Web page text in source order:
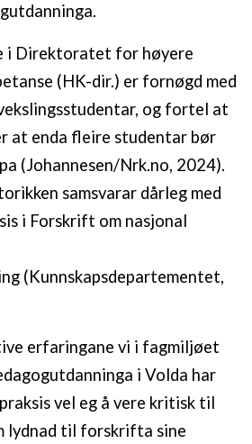
i Direktoratet for høyere
(HK-dir.) er fornøgd med
og fortel at
at enda fleire studentar bør
(Johannesen/Nrk.no, 2024).
samsvarar dårleg med
i Forskrift om nasjonal
(Kunnskapsdepartementet,
erfaringane vi i fagmiljøet
i Volda har
vel eg å vere kritisk til
lydnad til forskrifta sine